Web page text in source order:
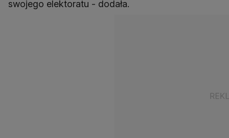
swojego elektoratu - dodała.